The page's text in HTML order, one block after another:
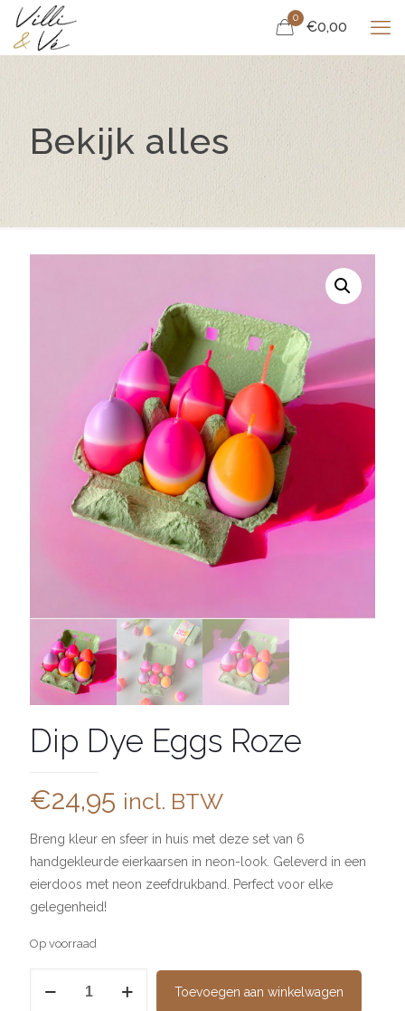
0
€0,00
Bekijk alles
Dip Dye Eggs Roze
€24,95 incl. BTW
Breng kleur en sfeer in huis met deze set van 6
handgekleurde eierkaarsen in neon-look. Geleverd in een
eierdoos met neon zeefdrukband. Perfect voor elke
gelegenheid!
Op voorraad
Toevoegen aan winkelwagen